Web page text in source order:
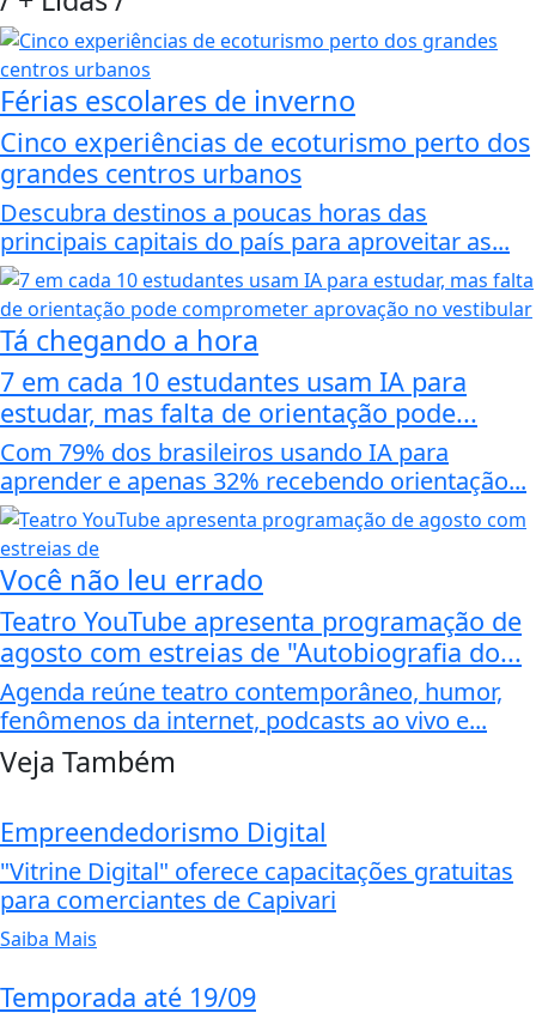
Férias escolares de inverno
Cinco experiências de ecoturismo perto dos
grandes centros urbanos
Descubra destinos a poucas horas das
principais capitais do país para aproveitar as...
Tá chegando a hora
7 em cada 10 estudantes usam IA para
estudar, mas falta de orientação pode...
Com 79% dos brasileiros usando IA para
aprender e apenas 32% recebendo orientação...
Você não leu errado
Teatro YouTube apresenta programação de
agosto com estreias de "Autobiografia do...
Agenda reúne teatro contemporâneo, humor,
fenômenos da internet, podcasts ao vivo e...
Veja Também
Empreendedorismo Digital
"Vitrine Digital" oferece capacitações gratuitas
para comerciantes de Capivari
Saiba Mais
Temporada até 19/09